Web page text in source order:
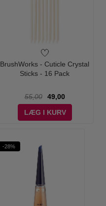
BrushWorks - Cuticle Crystal
Sticks - 16 Pack
55,00
49,00
LÆG I KURV
-28%